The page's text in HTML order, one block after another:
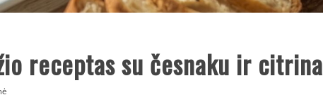
receptas su česnaku ir citrina